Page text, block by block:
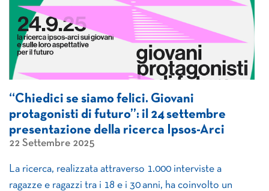
“Chiedici se siamo felici. Giovani
protagonisti di futuro”: il 24 settembre
presentazione della ricerca Ipsos-Arci
22 Settembre 2025
La ricerca, realizzata attraverso 1.000 interviste a
ragazze e ragazzi tra i 18 e i 30 anni, ha coinvolto un